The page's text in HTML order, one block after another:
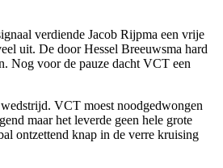
verdiende Jacob Rijpma een vrije
uit. De door Hessel Breeuwsma hard
Nog voor de pauze dacht VCT een
VCT moest noodgedwongen
maar het leverde geen hele grote
ontzettend knap in de verre kruising